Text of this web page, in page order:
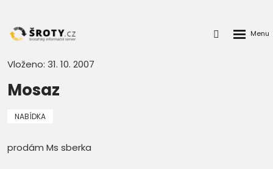
Přihlášení
Vloženo: 31. 10. 2007
Mosaz
NABÍDKA
prodám Ms sberka